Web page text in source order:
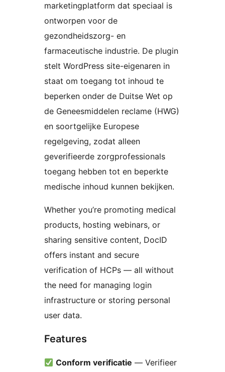
marketingplatform dat speciaal is
ontworpen voor de
gezondheidszorg- en
farmaceutische industrie. De plugin
stelt WordPress site-eigenaren in
staat om toegang tot inhoud te
beperken onder de Duitse Wet op
de Geneesmiddelen reclame (HWG)
en soortgelijke Europese
regelgeving, zodat alleen
geverifieerde zorgprofessionals
toegang hebben tot en beperkte
medische inhoud kunnen bekijken.
Whether you’re promoting medical
products, hosting webinars, or
sharing sensitive content, DocID
offers instant and secure
verification of HCPs — all without
the need for managing login
infrastructure or storing personal
user data.
Features
Conform verificatie — Verifieer